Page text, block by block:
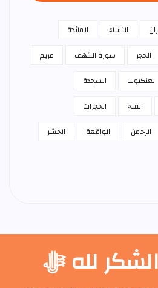
النساء
المائدة
الحجر سورة الكهف
مريم
العنكبوت
السجدة
الفتح
الحجرات
الرحمن الواقعة
الحشر
لله ﷻ